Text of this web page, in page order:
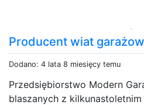
Producent wiat
Dodano: 4 lata 8 miesięcy temu
Przedsiębiorstwo Modern
blaszanych z